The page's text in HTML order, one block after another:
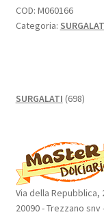
COD: M060166
Categoria:
SURGALATI 698698
Via della Repubblica,
20090 - Trezzano snv